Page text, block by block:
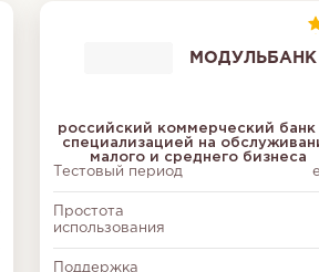
МОДУЛЬБАНК
российский коммерческий банк
специализацией на
малого и среднего бизнеса
Тестовый период
Простота
использования
Поддержка